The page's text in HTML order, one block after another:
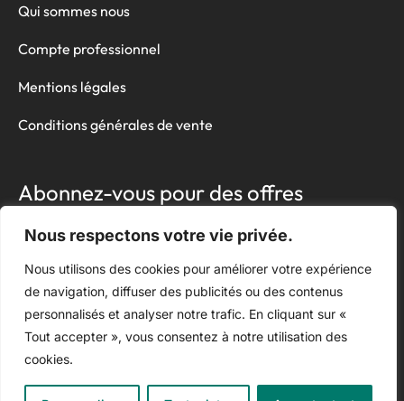
Nous respectons votre vie privée.
Nous utilisons des cookies pour améliorer votre expérience
de navigation, diffuser des publicités ou des contenus
personnalisés et analyser notre trafic. En cliquant sur «
Tout accepter », vous consentez à notre utilisation des
cookies.
Qui sommes nous
Compte professionnel
Mentions légales
Conditions générales de vente
Abonnez-vous pour des offres
En cliquant sur le bouton « s’inscrire », vous confirmez avoir lu et
accepté nos conditions d’utilisation
concernant la collecte et le